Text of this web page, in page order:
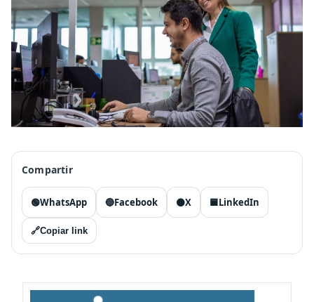
Compartir
🟢WhatsApp 🔵Facebook ⚫X 🟦LinkedIn
🔗Copiar link